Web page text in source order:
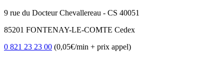
9 rue du Docteur Chevallereau - CS 40051
85201 FONTENAY-LE-COMTE Cedex
0 821 23 23 00 (0,05€/min + prix appel)